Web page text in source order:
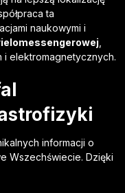
ta
naukowymi i
i elektromagnetycznych.
informacji o
Wszechświecie. Dzięki